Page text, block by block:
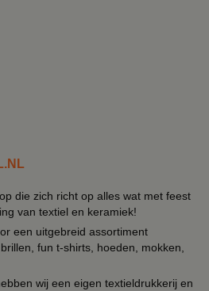
die zich richt op alles wat met feest
van textiel en keramiek!
een uitgebreid assortiment
fun t-shirts, hoeden, mokken,
wij een eigen textieldrukkerij en